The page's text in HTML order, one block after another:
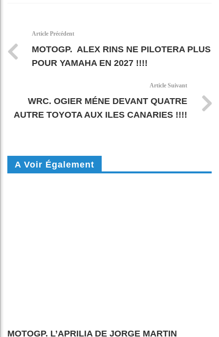
Article Précédent
MOTOGP. ALEX RINS NE PILOTERA PLUS
POUR YAMAHA EN 2027 !!!!
Article Suivant
WRC. OGIER MÉNE DEVANT QUATRE
AUTRE TOYOTA AUX ILES CANARIES !!!!
A Voir Également
MOTOGP. L’APRILIA DE JORGE MARTIN